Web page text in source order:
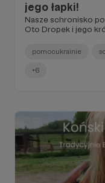
jego łapki!
Nasze schronisko
Oto Dropek i jego
pomocukrainie
+6